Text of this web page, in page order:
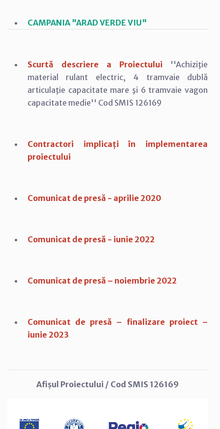
CAMPANIA "ARAD VERDE VIU"
Scurtă descriere a Proiectului ''Achiziţie
material rulant electric, 4 tramvaie dublă
articulaţie capacitate mare şi 6 tramvaie vagon
capacitate medie'' Cod SMIS 126169
Contractori implicați în implementarea
proiectului
Comunicat de presă - aprilie 2020
Comunicat de presă - iunie 2022
Comunicat de presă – noiembrie 2022
Comunicat de presă – finalizare proiect –
iunie 2023
Afișul Proiectului / Cod SMIS 126169